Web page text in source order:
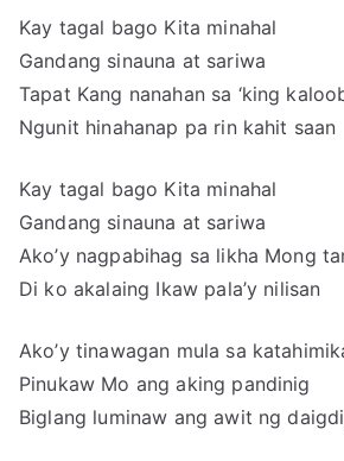
Kay tagal bago Kita minahal
Gandang sinauna at sariwa
Tapat Kang nanahan sa ‘king
Ngunit hinahanap pa rin kahit saan
Kay tagal bago Kita minahal
Gandang sinauna at sariwa
Ako’y nagpabihag sa likha Mong
Di ko akalaing Ikaw pala’y nilisan
Ako’y tinawagan mula sa
Pinukaw Mo ang aking pandinig
Biglang luminaw ang awit ng